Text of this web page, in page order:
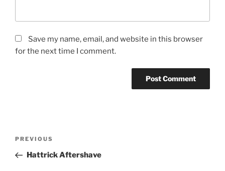
Save my name, email, and website in this browser
for the next time I comment.
Previous
Post
PREVIOUS
Hattrick Aftershave